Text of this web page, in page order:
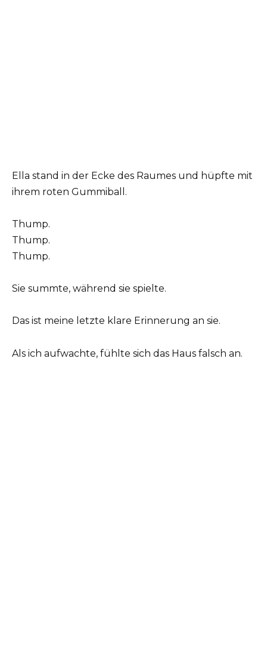
Ella stand in der Ecke des Raumes und hüpfte mit
ihrem roten Gummiball.
Thump.
Thump.
Thump.
Sie summte, während sie spielte.
Das ist meine letzte klare Erinnerung an sie.
Als ich aufwachte, fühlte sich das Haus falsch an.